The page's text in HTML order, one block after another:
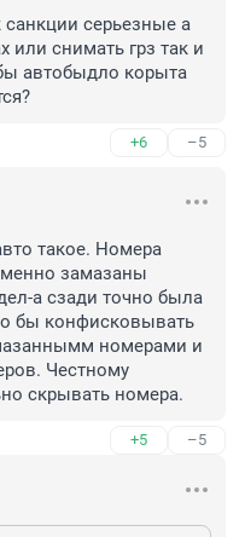
серьезные а
или снимать грз так и
автобыдло корыта
+6 –5
такое. Номера
замазаны
а сзади точно была
бы конфисковывать
номерами и
Честному
скрывать номера.
+5 –5